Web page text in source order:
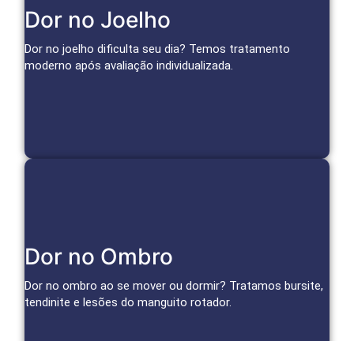
Dor no Joelho
Dor no joelho dificulta seu dia? Temos tratamento
moderno após avaliação individualizada.
Soluções para o Joelho
Infiltrações, medicina regenerativa e técnicas avançadas
Agendar Consulta
Dor no Ombro
Dor no ombro ao se mover ou dormir? Tratamos bursite,
tendinite e lesões do manguito rotador.
Cuidado Especializado para Ombro
Infiltrações, bloqueios e terapias regenerativas reduzem
Agendar Consulta